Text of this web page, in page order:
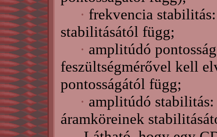
· frekvencia
stabilitásától függ;
· amplitúdó
feszültségmérővel kell
pontosságától függ;
· amplitúdó
áramköreinek